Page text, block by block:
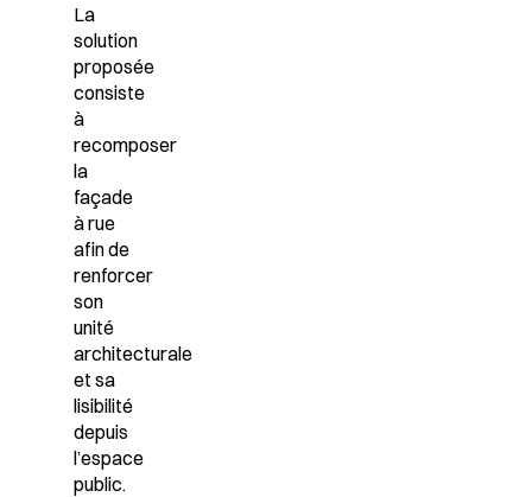
La
solution
proposée
consiste
à
recomposer
la
façade
à rue
afin de
renforcer
son
unité
architecturale
et sa
lisibilité
depuis
l’espace
public.